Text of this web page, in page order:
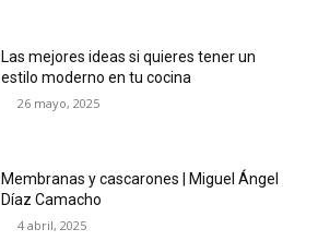
Las mejores ideas si quieres tener un
estilo moderno en tu cocina
26 mayo, 2025
Membranas y cascarones | Miguel Ángel
Díaz Camacho
4 abril, 2025